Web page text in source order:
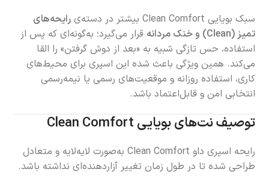
سبک بویایی Clean Comfort بیشتر در دسته‌ی
رایحه‌های
تمیز (Clean) و خنک مردانه
قرار می‌گیرد؛ به‌گونه‌ای که پس از
استفاده، حس تازگی شبیه به «بعد از دوش گرفتن» را القا
می‌کند. همین ویژگی باعث شده این اسپری برای محیط‌های
کاری، استفاده روزانه و موقعیت‌های رسمی یا نیمه‌رسمی
انتخابی امن و قابل‌اعتماد باشد.
توصیف نت‌های بویایی Clean Comfort
رایحه اسپری داو Clean Comfort به‌صورت لایه‌لایه و متعادل
طراحی شده تا در طول زمان تغییر آزاردهنده‌ای نداشته باشد.